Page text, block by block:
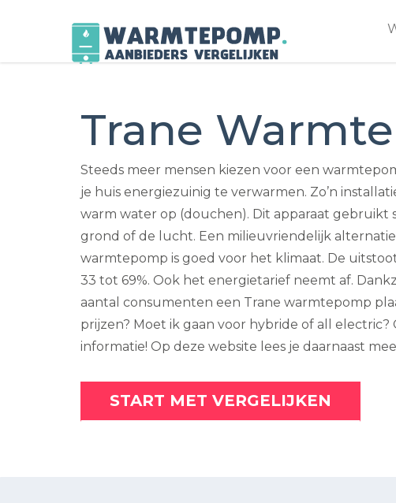
Trane
Steeds meer mensen kiezen voor een
je huis energiezuinig te verwarmen. Zo’n
warm water op (douchen). Dit apparaat
grond of de lucht. Een milieuvriendelijk
warmtepomp is goed voor het klimaat. De
33 tot 69%. Ook het energietarief neemt af.
aantal consumenten een Trane warmtepomp
prijzen? Moet ik gaan voor hybride of all
informatie! Op deze website lees je daarnaast
START MET VERGELIJKEN